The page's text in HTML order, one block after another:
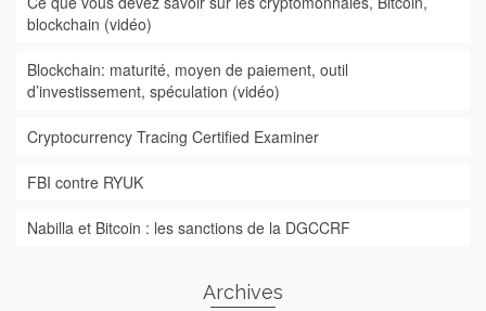
blockchain (vidéo)
Blockchain: maturité, moyen de paiement, outil
d’investissement, spéculation (vidéo)
Cryptocurrency Tracing Certified Examiner
FBI contre RYUK
Nabilla et Bitcoin : les sanctions de la DGCCRF
Archives